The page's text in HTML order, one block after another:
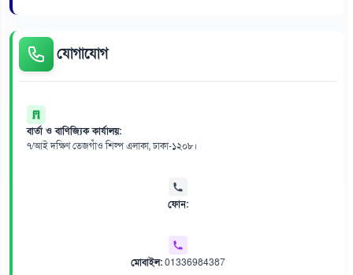
যোগাযোগ
বার্তা ও বাণিজ্যিক কার্যালয়:
৭/আই দক্ষিণ তেজগাঁও শিল্প এলাকা, ঢাকা-১২০৮।
ফোন:
মোবাইল:01336984387